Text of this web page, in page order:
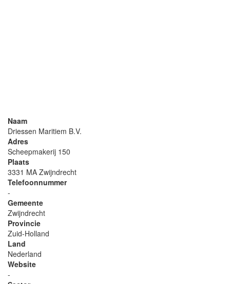
Naam
Driessen Maritiem B.V.
Adres
Scheepmakerij 150
Plaats
3331 MA Zwijndrecht
Telefoonnummer
-
Gemeente
Zwijndrecht
Provincie
Zuid-Holland
Land
Nederland
Website
-